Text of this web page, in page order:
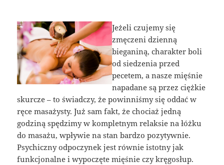
Jeżeli czujemy się
zmęczeni dzienną
bieganiną, charakter boli
od siedzenia przed
pecetem, a nasze mięśnie
napadane są przez ciężkie
skurcze – to świadczy, że powinniśmy się oddać w
ręce masażysty. Już sam fakt, że chociaż jedną
godziną spędzimy w kompletnym relaksie na łóżku
do masażu, wpływie na stan bardzo pozytywnie.
Psychiczny odpoczynek jest równie istotny jak
funkcjonalne i wypoczęte mięśnie czy kręgosłup.